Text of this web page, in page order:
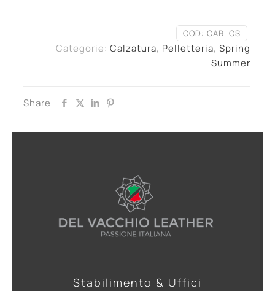
COD: CARLOS
Categorie: Calzatura, Pelletteria, Spring
Summer
Share
Stabilimento & Uffici